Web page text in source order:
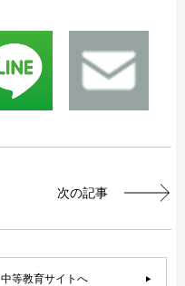
次の記事
中等教育サイトへ